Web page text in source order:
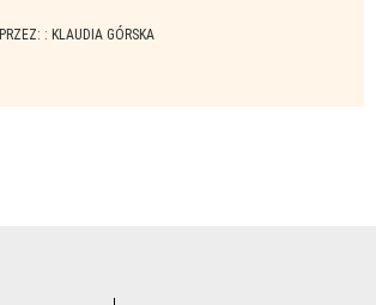
PRZEZ: : KLAUDIA GÓRSKA